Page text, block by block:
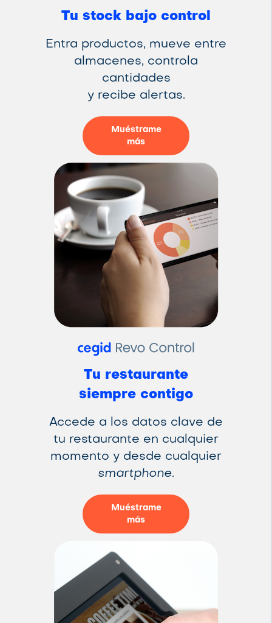
Tu stock bajo control
Entra productos, mueve entre
almacenes, controla
cantidades
y recibe alertas.
Muéstrame
más
Tu restaurante
siempre contigo
Accede a los datos clave de
tu restaurante en cualquier
momento y desde cualquier
smartphone.
Muéstrame
más